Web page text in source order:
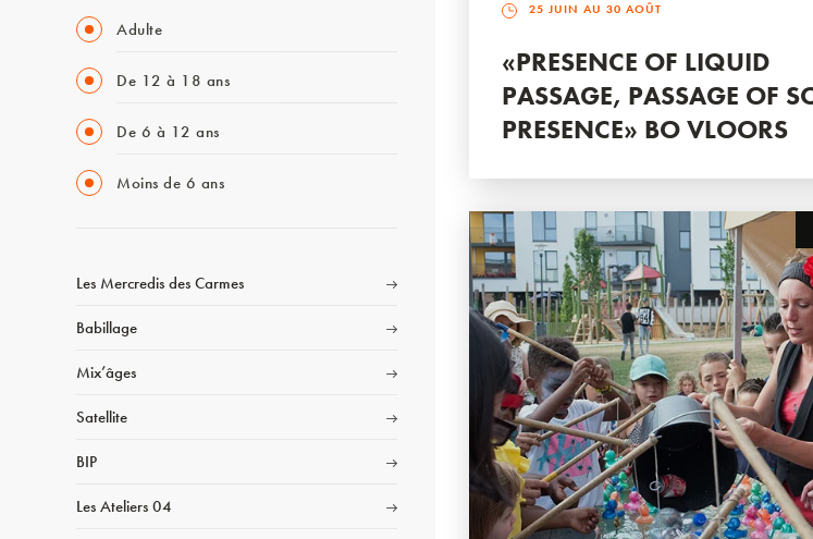
Adulte
De 12 à 18 ans
De 6 à 12 ans
Moins de 6 ans
Les Mercredis des Carmes
Babillage
Mix’âges
Satellite
BIP
Les Ateliers 04
25 JUIN AU 30 AOÛT
«PRESENCE OF LIQUID
PASSAGE, PASSAGE OF
PRESENCE» BO VLOORS